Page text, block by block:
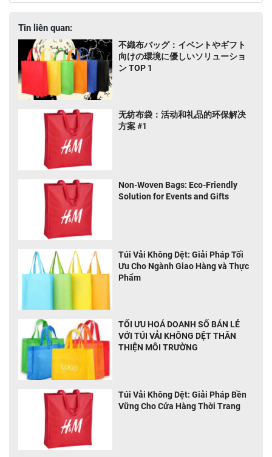
Tin liên quan:
不織布バッグ：イベントやギフト
向けの環境に優しいソリューショ
ン TOP 1
无纺布袋：活动和礼品的环保解决
方案 #1
Non-Woven Bags: Eco-Friendly
Solution for Events and Gifts
Túi Vải Không Dệt: Giải Pháp Tối
Ưu Cho Ngành Giao Hàng và Thực
Phẩm
TỐI ƯU HOÁ DOANH SỐ BÁN LẺ
VỚI TÚI VẢI KHÔNG DỆT THÂN
THIỆN MÔI TRƯỜNG
Túi Vải Không Dệt: Giải Pháp Bền
Vững Cho Cửa Hàng Thời Trang